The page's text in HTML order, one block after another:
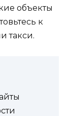
объекты
к
такси.